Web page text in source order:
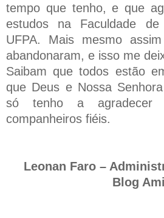
tempo que tenho, e que
estudos na Faculdade
UFPA. Mais mesmo
abandonaram, e isso me
Saibam que todos estão
que Deus e Nossa
só tenho a agradecer
companheiros fiéis.
Leonan Faro –
Blog